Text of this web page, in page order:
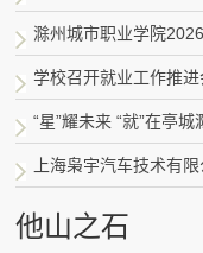
滁州城市职业学院
学校召开就业工作推进
上海枭宇汽车技术有
他山之石